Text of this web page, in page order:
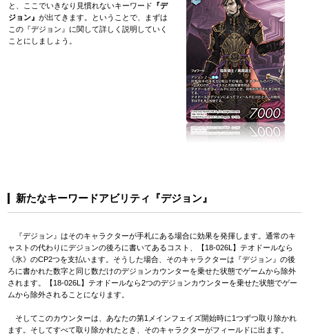
と、ここでいきなり見慣れないキーワード 『デ
ジョン』が出てきます。ということで、まずは
この『デジョン』に関して詳しく説明していく
ことにしましょう。
新たなキーワードアビリティ『デジョン』
『デジョン』はそのキャラクターが手札にある場合に効果を発揮します。通常のキ
ャストの代わりにデジョンの後ろに書いてあるコスト、【18-026L】テオドールなら
《氷》のCP2つを支払います。そうした場合、そのキャラクターは『デジョン』の後
ろに書かれた数字と同じ数だけのデジョンカウンターを乗せた状態でゲームから除外
されます。【18-026L】テオドールなら2つのデジョンカウンターを乗せた状態でゲー
ムから除外されることになります。
そしてこのカウンターは、あなたの第1メインフェイズ開始時に1つずつ取り除かれ
ます。そしてすべて取り除かれたとき、そのキャラクターがフィールドに出ます。